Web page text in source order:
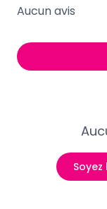
Aucun avis